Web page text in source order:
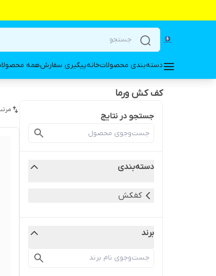
دسته‌بندی محصولاتخانهپیگیری سفارشهمه
کف کش ورما
جستجو در نتایج
دسته‌بندی
کفکش
برند